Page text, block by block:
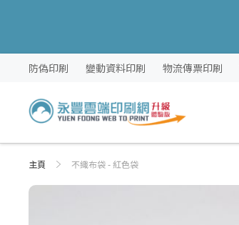
跳
內
容
防偽印刷 變動資料印刷 物流傳票印刷
主頁 不織布袋 - 紅色袋
Skip
Skip